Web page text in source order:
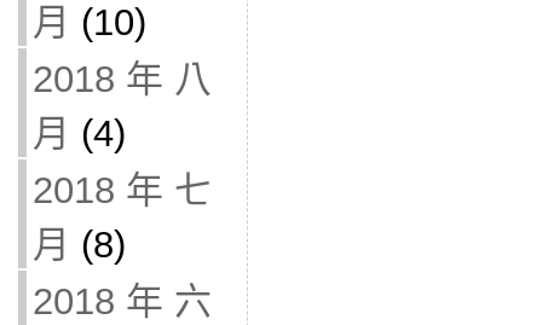
月 (10)
2018 年 八
月 (4)
2018 年 七
月 (8)
2018 年 六